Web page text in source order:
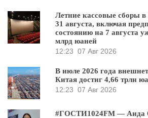
Летние кассовые сборы
31 августа, включая
состоянию на 7 августа
млрд юаней
12:23 07 Авг 2026
В июле 2026 года
Китая достиг 4,66 трлн
12:23 07 Авг 2026
#ГОСТИ1024FM — Аида